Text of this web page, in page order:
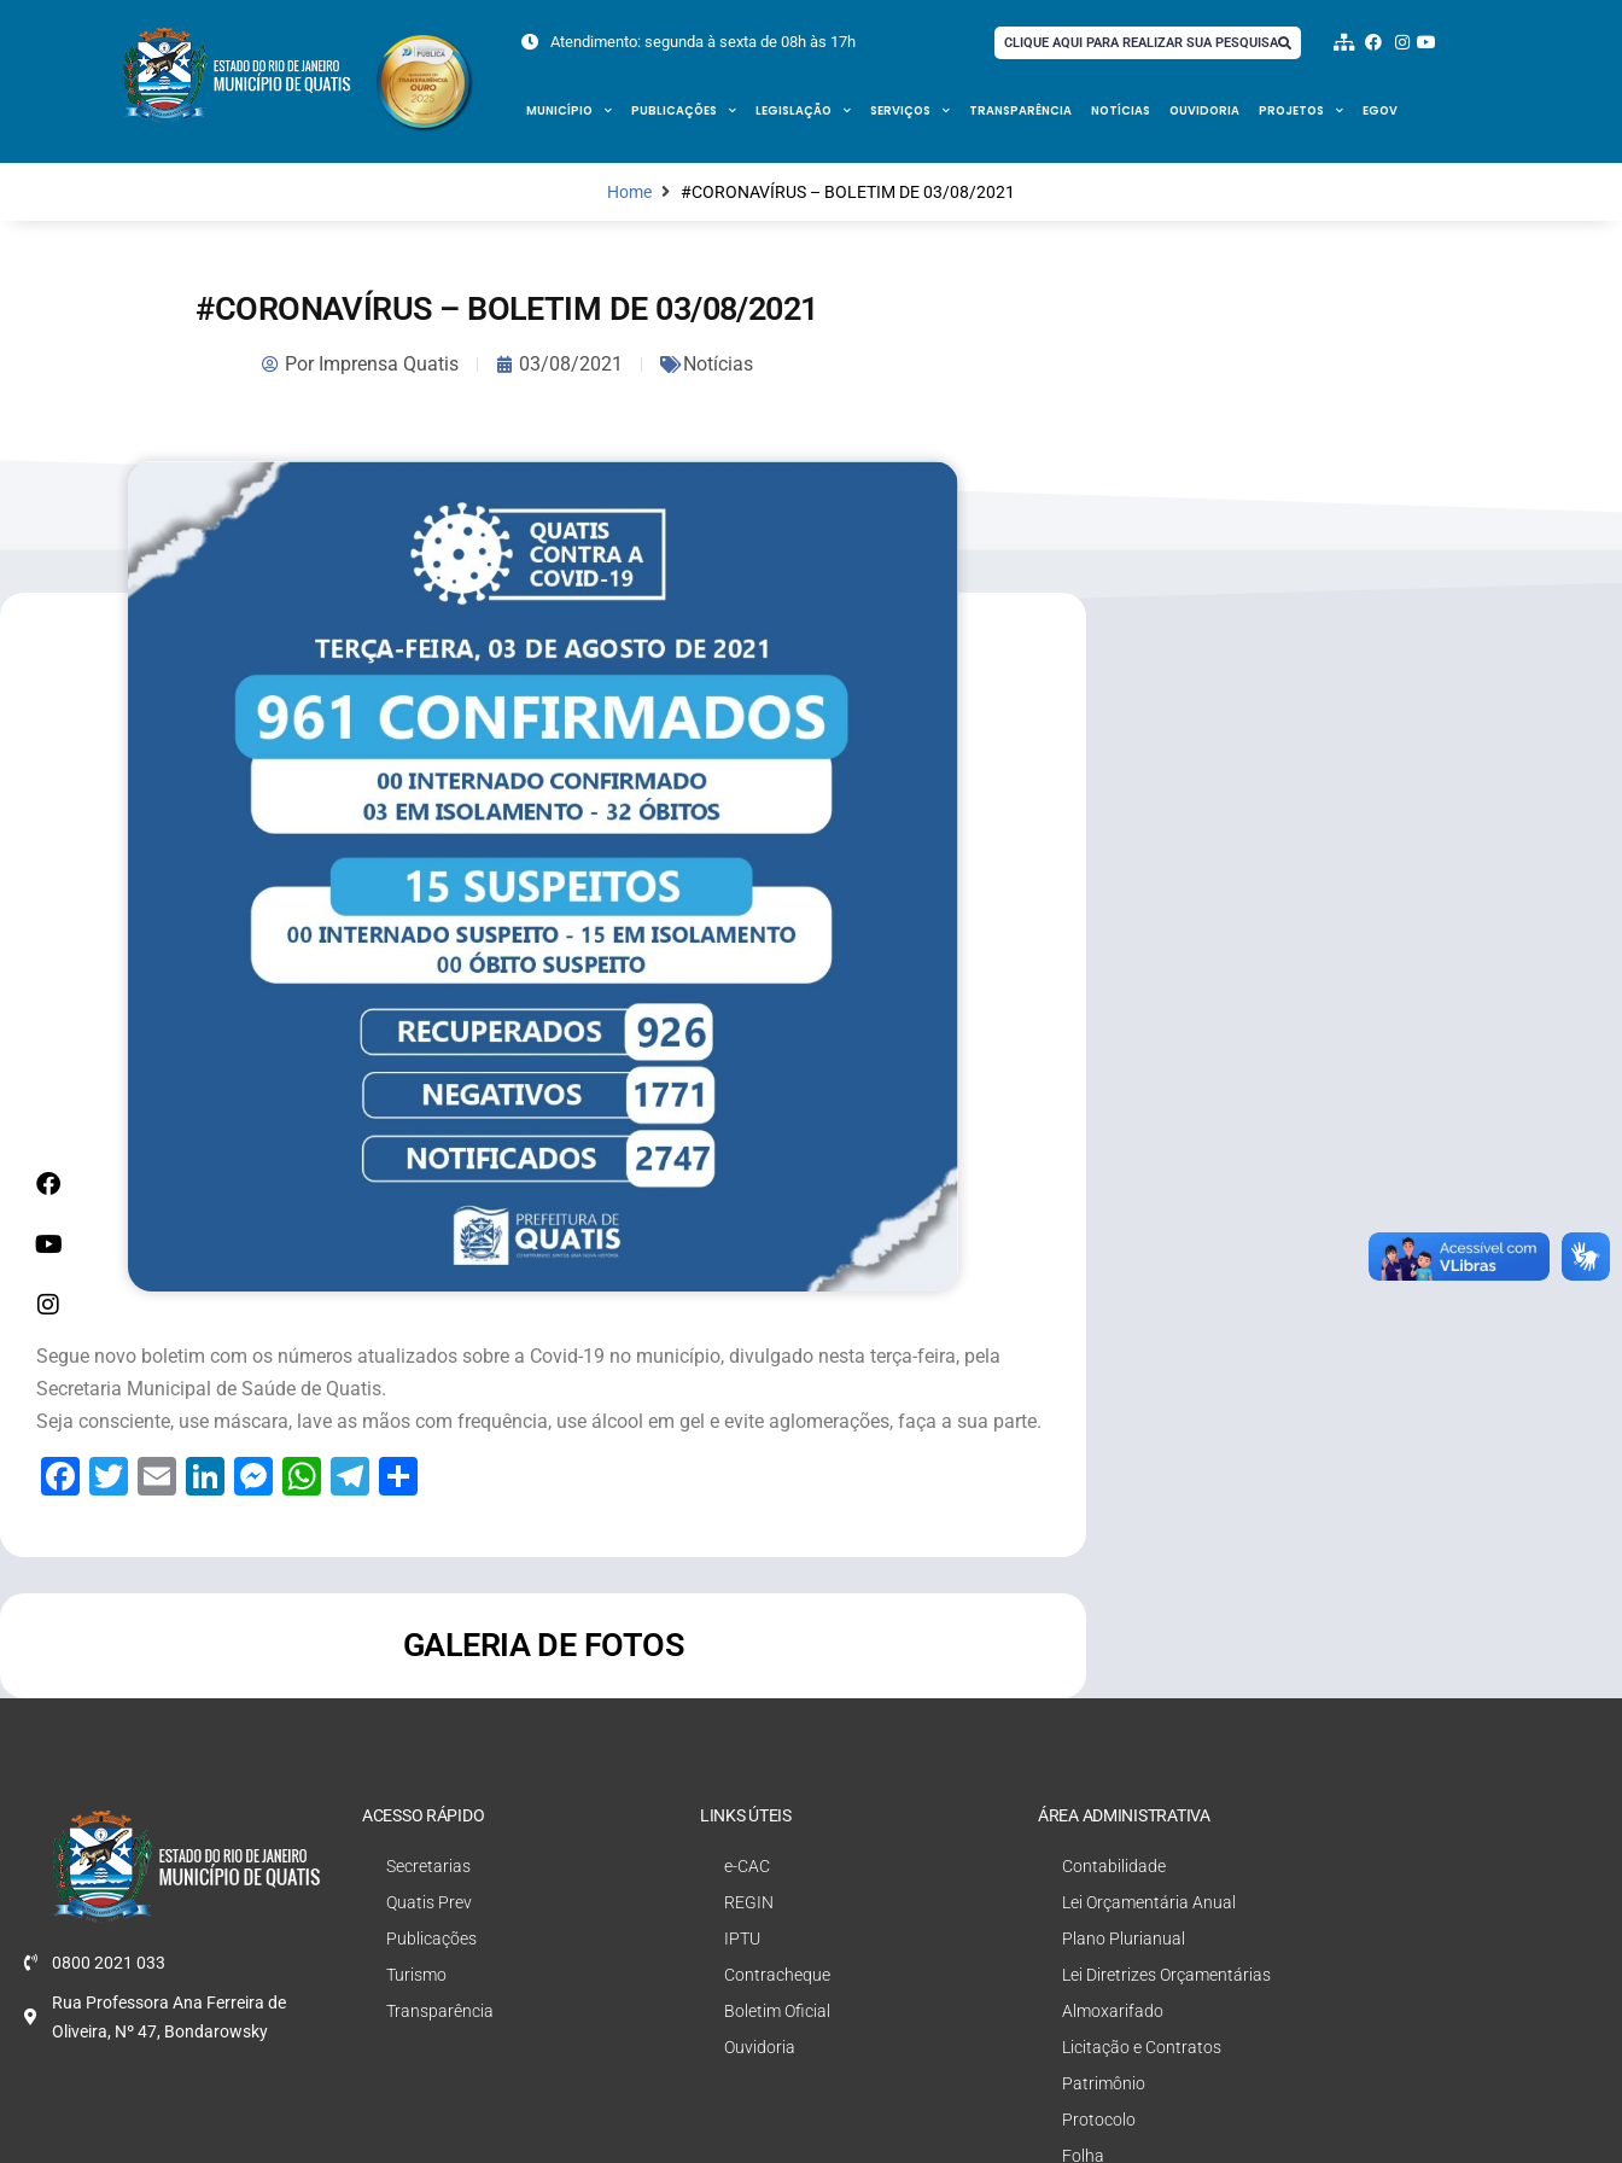
Atendimento: segunda à sexta de 08h às 17h CLIQUE AQUI PARA REALIZAR SUA PESQUISA
MUNICÍPIO PUBLICAÇÕES LEGISLAÇÃO SERVIÇOS TRANSPARÊNCIA NOTÍCIAS OUVIDORIA PROJETOS EGOV
Home #CORONAVÍRUS – BOLETIM DE 03/08/2021
#CORONAVÍRUS – BOLETIM DE 03/08/2021
PorImprensa Quatis 03/08/2021 Notícias
Segue novo boletim com os números atualizados sobre a Covid-19 no município, divulgado nesta terça-feira, pela
Secretaria Municipal de Saúde de Quatis.
Seja consciente, use máscara, lave as mãos com frequência, use álcool em gel e evite aglomerações, faça a sua parte.
Facebook
Twitter
EmailLinkedIn
Messenger
WhatsApp
Telegram
GALERIA DE FOTOS
0800 2021 033
Rua Professora Ana Ferreira de
Oliveira, Nº 47, Bondarowsky
ACESSO RÁPIDO
Secretarias
Quatis Prev
Publicações
Turismo
Transparência
LINKS ÚTEIS
e-CAC
REGIN
IPTU
Contracheque
Boletim Oficial
Ouvidoria
ÁREA ADMINISTRATIVA
Contabilidade
Lei Orçamentária Anual
Plano Plurianual
Lei Diretrizes Orçamentárias
Almoxarifado
Licitação e Contratos
Patrimônio
Protocolo
Folha